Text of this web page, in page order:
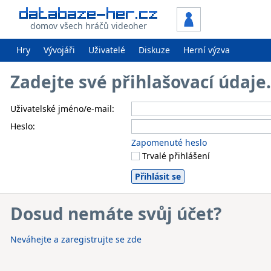
domov všech hráčů videoher
Hry Vývojáři Uživatelé Diskuze Herní výzva
Zadejte své přihlašovací
Uživatelské jméno/e-mail:
Heslo:
Zapomenuté heslo
Trvalé přihlášení
Dosud nemáte svůj účet?
Neváhejte a zaregistrujte se zde